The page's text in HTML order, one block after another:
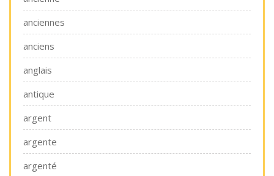
anciennes
anciens
anglais
antique
argent
argente
argenté